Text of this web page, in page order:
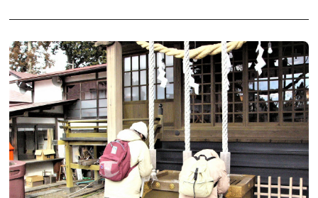
他、アイスクリームやバター作りを体験いただけます。
敷地内にはオートキャンプ場が併設され、アウトドア慣れしていな
い方でもお気軽にキャンプを楽しめます。冬期はスノーモービルの
迫力ある雪上体験もおすすめ。
四季を通して大自然を満喫できる観光牧場です。